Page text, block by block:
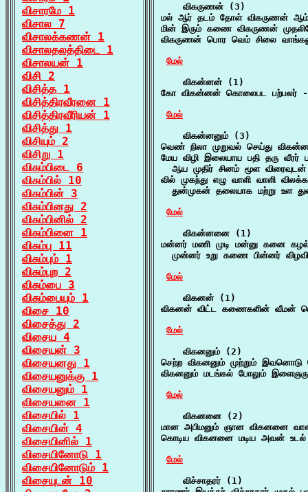
விசாரமே 1
விசால 7
விசாலக்கணன் 1
விசாலதலத்திடை 1
விசாலயன் 1
விசி 2
விசித்த 1
விசித்திரவீரனை 1
விசித்திரவீரியன் 1
விசித்து 1
விசியும் 2
விசிறு 1
விசும்பிடை 6
விசும்பில் 10
விசும்பின் 3
விசும்பினது 2
விசும்பினில் 2
விசும்பினை 1
விசும்பு 11
விசும்பும் 1
விசும்புற 2
விசும்பை 3
விசும்பையும் 1
விசை 10
விசைத்து 2
விசைய 4
விசையன் 3
விசையனது 1
விசையனுக்கு 1
விசையனும் 1
விசையனை 1
விசையில் 1
விசையின் 4
விசையினில் 1
விசையினோடு 1
விசையினோடும் 1
விசையுடன் 10
    விகருணன் (3)
மல் ஆர் தடம் தோள் விகருணன் ஆம்
மின் இரும் கணை விகருணன்
விகருணன் பொர வெம் சிலை
மேல்
    விகன்னன் (1)
கோ விகன்னன் கொலைபட பற்பலர் -
மேல்
    விகன்னனும் (3)
வெண் நிலா முறுவல் செய்து
மேய விழி இலையாய பதி தரு வீரர்
ஆய முதிர் சினம் மூள
வில் முகந்து எழு வாளி வாளி
துன்முகன் தலையாக மற்று உள
மேல்
    விகன்னனை (1)
மன்னர் மணி முடி மன்னு கனை
முன்னர் உறு கணை பின்னர்
மேல்
    விகனன் (1)
விகனன் விட்ட கணைகளின் வீமன்
மேல்
    விகனனும் (2)
செற்ற விகனனும் முற்றும் இவனொடு
விகனனும் மடங்கல் போலும்
மேல்
    விகனனை (2)
மான அபிமனும் ஞான விகனனை
கொடிய விகனனை மடிய அவன் உடல்
மேல்
    விச்சாதரர் (1)